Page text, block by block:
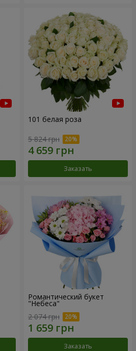
101 белая роза
5 824 грн
Заказать
Романтический букет
"Небеса"
2 074 грн
Заказать